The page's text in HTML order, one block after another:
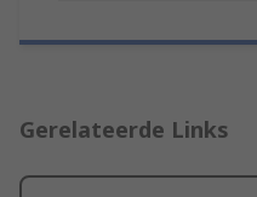
Gerelateerde Links